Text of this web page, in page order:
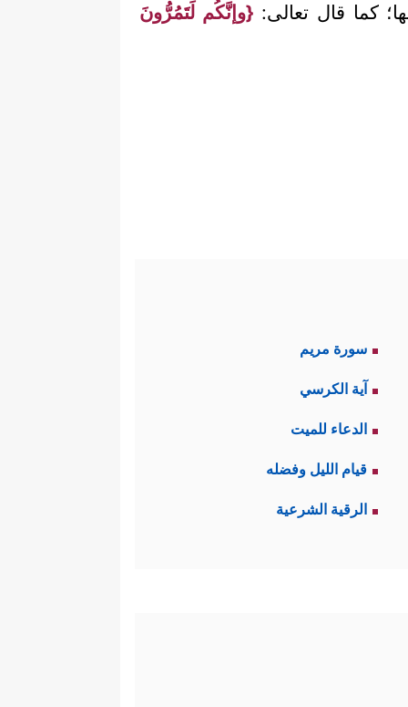
كما قال تعالى: {وإنَّكُم لَتَمُرُّونَ
سورة مريم
آية الكرسي
الدعاء للميت
قيام الليل وفضله
الرقية الشرعية